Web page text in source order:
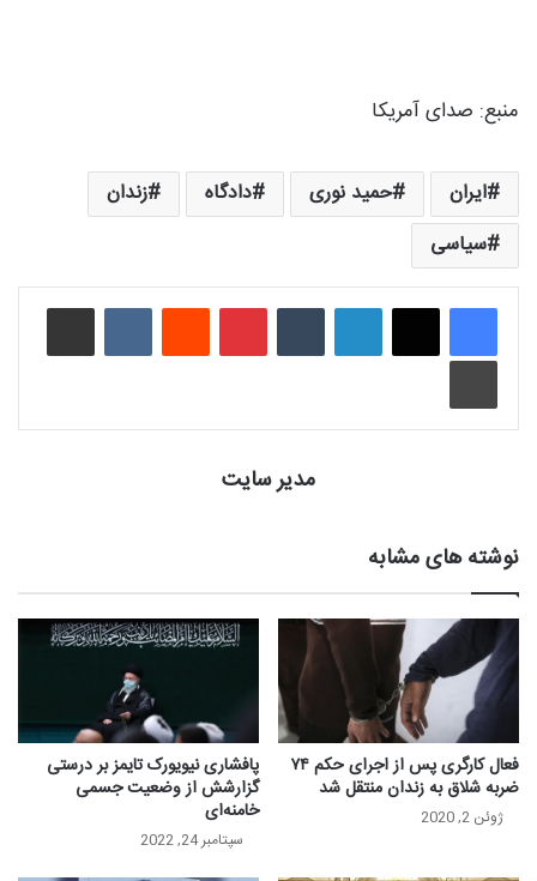
منبع: صدای آمریکا
ایران حمید نوری دادگاه
زندان
سیاسی
لینکدین ‫پین‌ترست ‫رددیت
چاپ
مدیر سایت
نوشته های مشابه
فعال کارگری پس از اجرای حکم ۷۴
ضربه شلاق به زندان منتقل شد
ژوئن 2, 2020
پافشاری نیویورک تایمز بر درستی
گزارشش از وضعیت جسمی
خامنه‌ای
سپتامبر 24, 2022